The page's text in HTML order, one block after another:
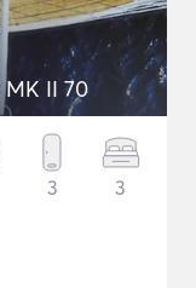
II 70
3 3